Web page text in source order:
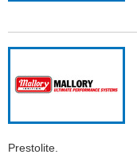
Prestolite.